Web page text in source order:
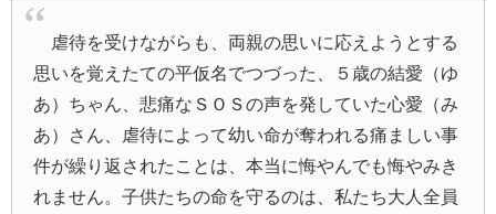
虐待を受けながらも、両親の思いに応えようとする
思いを覚えたての平仮名でつづった、５歳の結愛（ゆ
あ）ちゃん、悲痛なＳＯＳの声を発していた心愛（み
あ）さん、虐待によって幼い命が奪われる痛ましい事
件が繰り返されたことは、本当に悔やんでも悔やみき
れません。子供たちの命を守るのは、私たち大人全員